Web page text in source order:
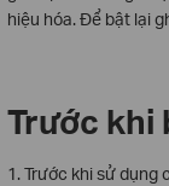
hiệu hóa. Để bật lại
Trước khi
1. Trước khi sử dụng